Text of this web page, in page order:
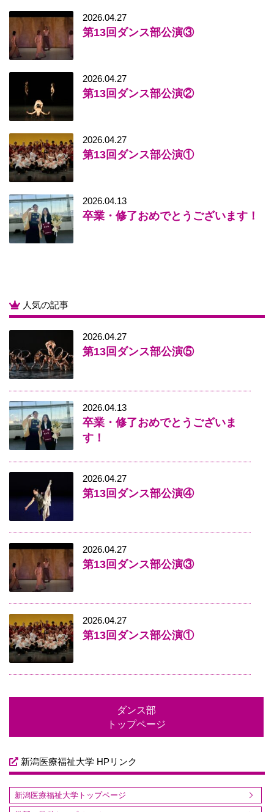
2026.04.27
第13回ダンス部公演③
2026.04.27
第13回ダンス部公演②
2026.04.27
第13回ダンス部公演①
2026.04.13
卒業・修了おめでとうございます！
人気の記事
2026.04.27
第13回ダンス部公演⑤
2026.04.13
卒業・修了おめでとうございま
す！
2026.04.27
第13回ダンス部公演④
2026.04.27
第13回ダンス部公演③
2026.04.27
第13回ダンス部公演①
ダンス部
トップページ
新潟医療福祉大学 HPリンク
新潟医療福祉大学トップページ